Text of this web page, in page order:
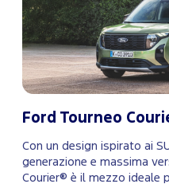
Ford Tourneo
Con un design ispirato ai
generazione e massima
Courier® è il mezzo ideale